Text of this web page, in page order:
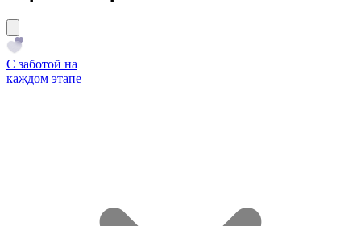
С заботой на
каждом этапе